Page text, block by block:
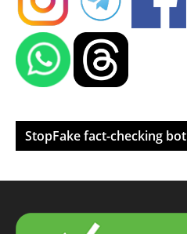
StopFake fact-checking bot